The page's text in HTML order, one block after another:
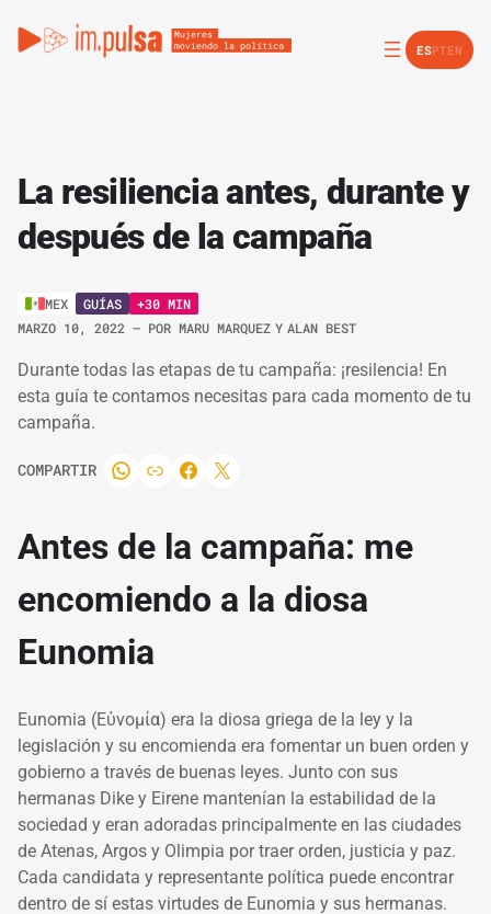
ESPTEN
La resiliencia antes, durante y
después de la campaña
MEX GUÍAS
+30 MIN
MARZO 10, 2022 – POR MARU MARQUEZ Y ALAN BEST
Durante todas las etapas de tu campaña: ¡resilencia! En
esta guía te contamos necesitas para cada momento de tu
campaña.
COMPARTIR
Antes de la campaña: me
encomiendo a la diosa
Eunomia
Eunomia (Εὐνομία) era la diosa griega de la ley y la
legislación y su encomienda era fomentar un buen orden y
gobierno a través de buenas leyes. Junto con sus
hermanas Dike y Eirene mantenían la estabilidad de la
sociedad y eran adoradas principalmente en las ciudades
de Atenas, Argos y Olimpia por traer orden, justicia y paz.
Cada candidata y representante política puede encontrar
dentro de sí estas virtudes de Eunomia y sus hermanas.